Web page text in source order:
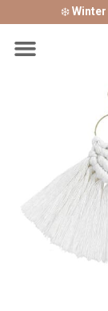
❄️Winter